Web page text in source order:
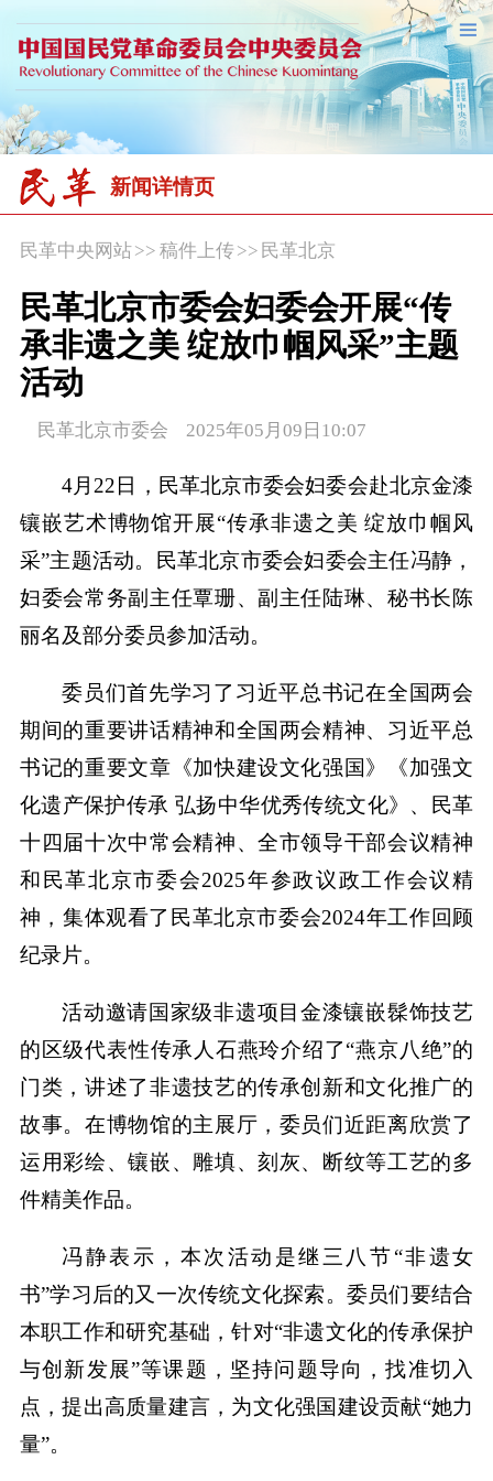
新闻详情页
民革中央网站>> 稿件上传 >> 民革北京
民革北京市委会妇委会开展“传
承非遗之美 绽放巾帼风采”主题
活动
民革北京市委会 2025年05月09日10:07
4月22日，民革北京市委会妇委会赴北京金漆
镶嵌艺术博物馆开展“传承非遗之美 绽放巾帼风
采”主题活动。民革北京市委会妇委会主任冯静，
妇委会常务副主任覃珊、副主任陆琳、秘书长陈
丽名及部分委员参加活动。
委员们首先学习了习近平总书记在全国两会
期间的重要讲话精神和全国两会精神、习近平总
书记的重要文章《加快建设文化强国》《加强文
化遗产保护传承 弘扬中华优秀传统文化》、民革
十四届十次中常会精神、全市领导干部会议精神
和民革北京市委会2025年参政议政工作会议精
神，集体观看了民革北京市委会2024年工作回顾
纪录片。
活动邀请国家级非遗项目金漆镶嵌髹饰技艺
的区级代表性传承人石燕玲介绍了“燕京八绝”的
门类，讲述了非遗技艺的传承创新和文化推广的
故事。在博物馆的主展厅，委员们近距离欣赏了
运用彩绘、镶嵌、雕填、刻灰、断纹等工艺的多
件精美作品。
冯静表示，本次活动是继三八节“非遗女
书”学习后的又一次传统文化探索。委员们要结合
本职工作和研究基础，针对“非遗文化的传承保护
与创新发展”等课题，坚持问题导向，找准切入
点，提出高质量建言，为文化强国建设贡献“她力
量”。